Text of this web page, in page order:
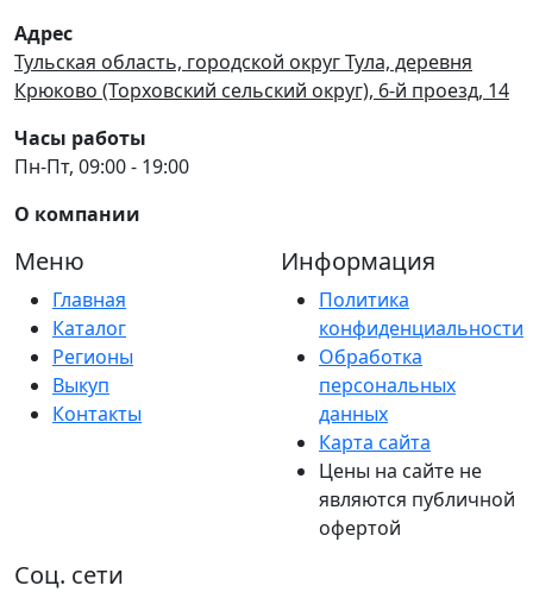
Адрес
Тульская область, городской округ Тула, деревня
Крюково (Торховский сельский округ), 6-й проезд, 14
Часы работы
Пн-Пт, 09:00 - 19:00
О компании
Меню
Главная
Каталог
Регионы
Выкуп
Контакты
Информация
Политика
конфиденциальности
Обработка
персональных
данных
Карта сайта
Цены на сайте не
являются публичной
офертой
Соц. сети